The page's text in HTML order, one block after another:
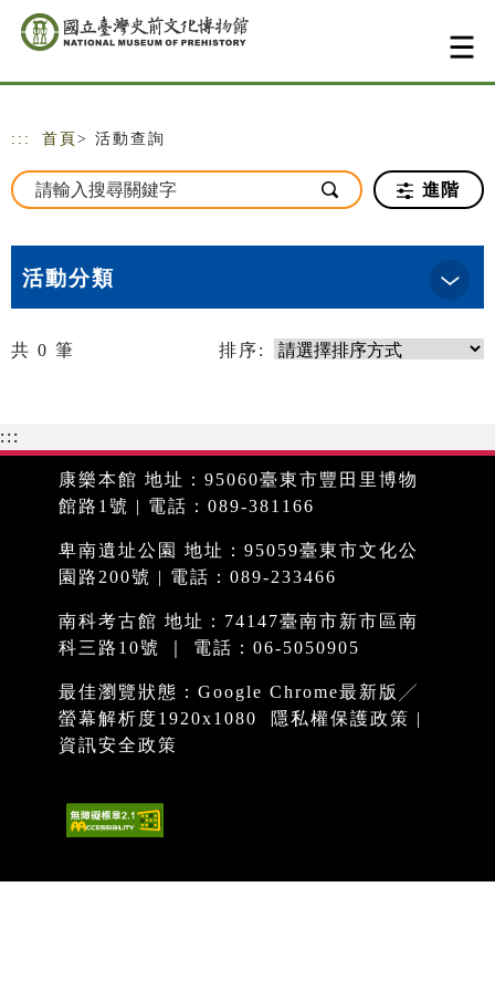
跳到主要內容
網站導覽
::: 首頁 > 活動查詢
進階
活動分類
共 0 筆 排序:
:::
康樂本館 地址：95060臺東市豐田里博物
館路1號 | 電話：089-381166
卑南遺址公園 地址：95059臺東市文化公
園路200號 | 電話：089-233466
南科考古館 地址：74147臺南市新市區南
科三路10號 ｜ 電話：06-5050905
最佳瀏覽狀態：Google Chrome最新版╱
螢幕解析度1920x1080
隱私權保護政策 |
資訊安全政策